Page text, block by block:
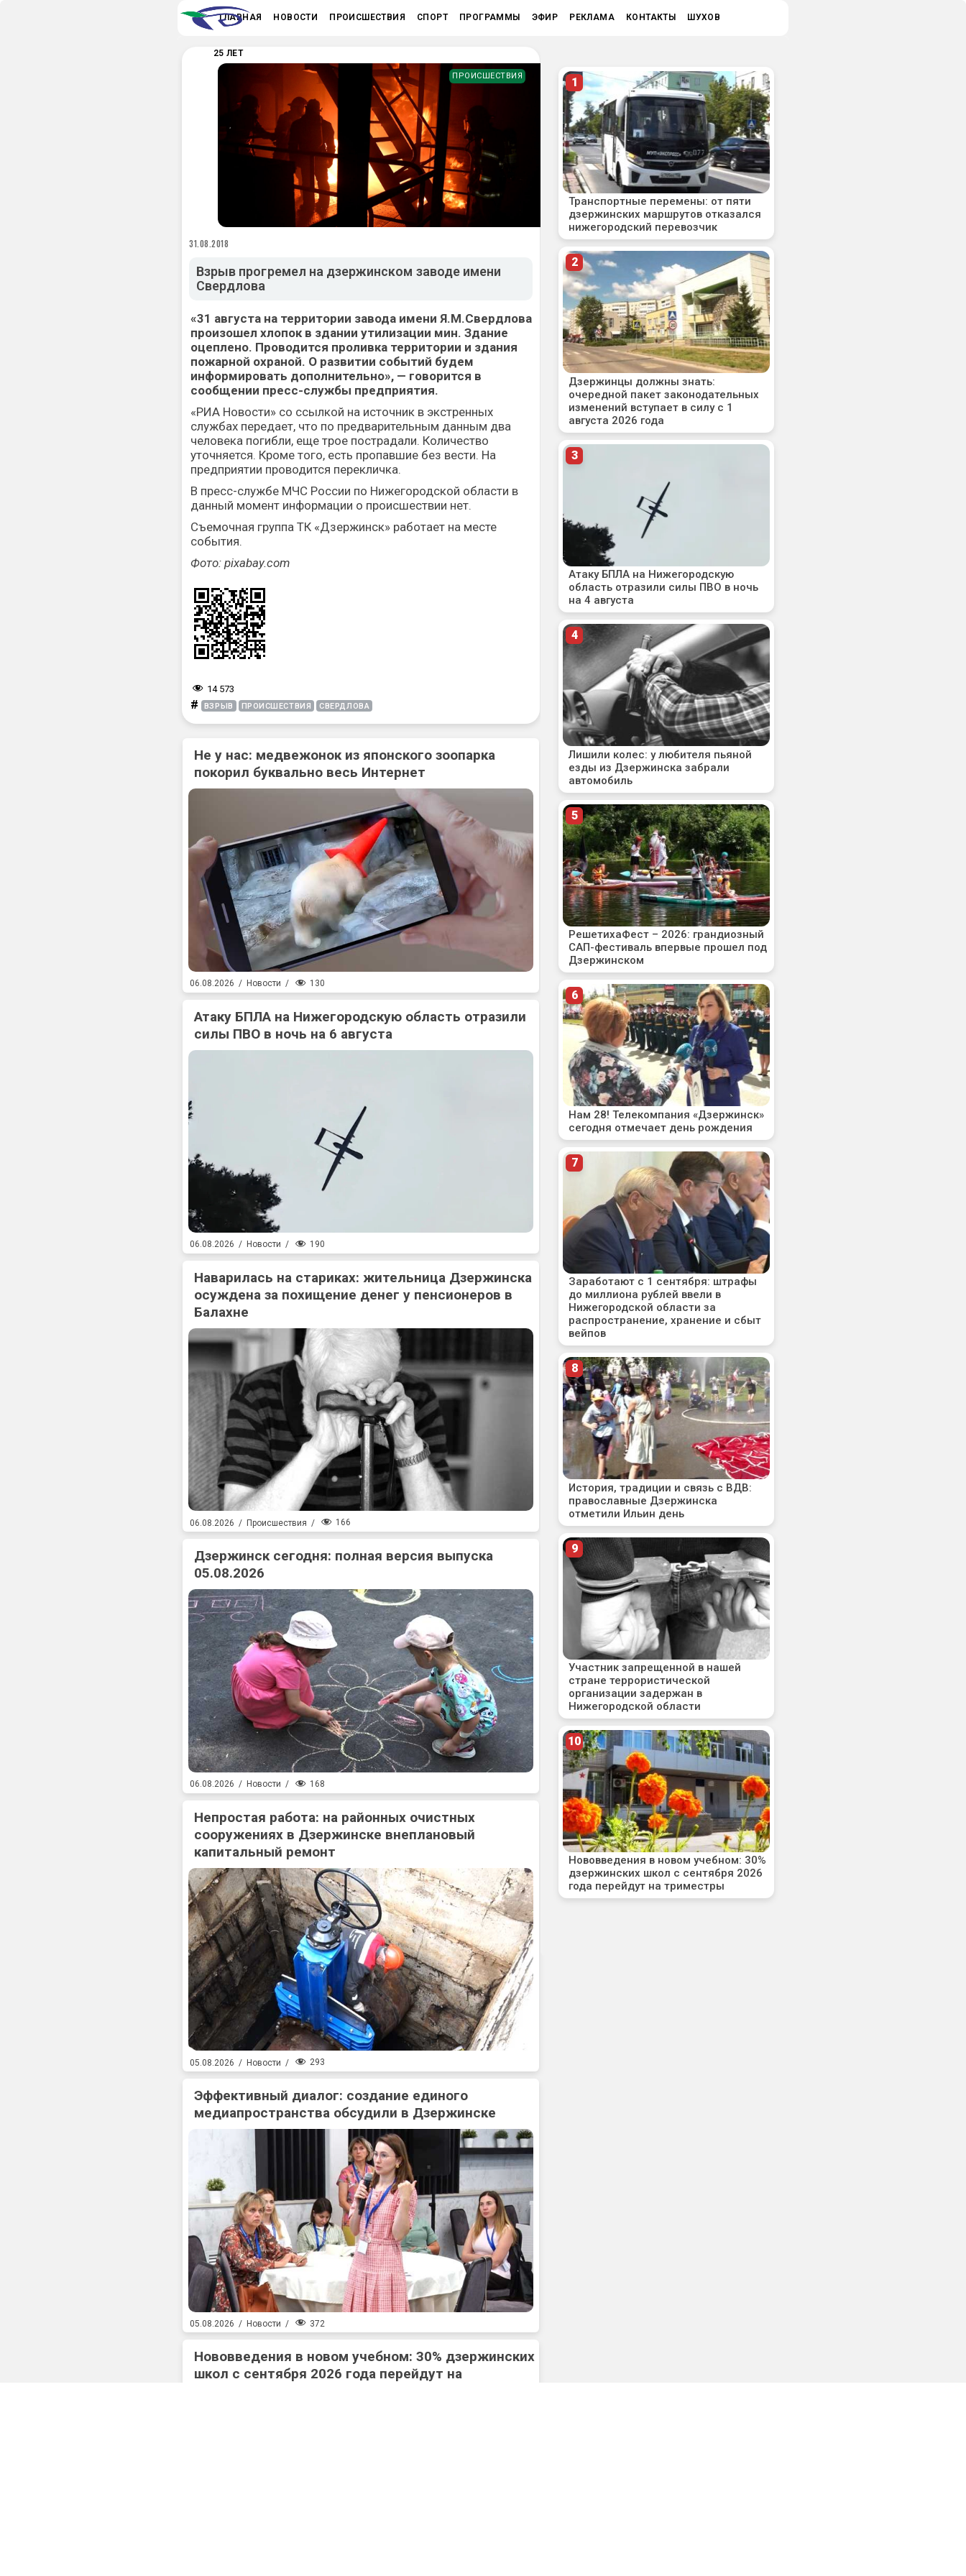
ГЛАВНАЯ НОВОСТИ ПРОИСШЕСТВИЯ СПОРТ ПРОГРАММЫ ЭФИР РЕКЛАМА КОНТАКТЫ ШУХОВ
25 ЛЕТ
ПРОИСШЕСТВИЯ
31.08.2018
Взрыв прогремел на дзержинском заводе имени
Свердлова
«31 августа на территории завода имени Я.М.Свердлова
произошел хлопок в здании утилизации мин. Здание
оцеплено. Проводится проливка территории и здания
пожарной охраной. О развитии событий будем
информировать дополнительно», — говорится в
сообщении пресс-службы предприятия.
«РИА Новости» со ссылкой на источник в экстренных
службах передает, что по предварительным данным два
человека погибли, еще трое пострадали. Количество
уточняется. Кроме того, есть пропавшие без вести. На
предприятии проводится перекличка.
В пресс-службе МЧС России по Нижегородской области в
данный момент информации о происшествии нет.
Съемочная группа ТК «Дзержинск» работает на месте
события.
Фото: pixabay.com
14 573
# ВЗРЫВ ПРОИСШЕСТВИЯ СВЕРДЛОВА
Не у нас: медвежонок из японского зоопарка
покорил буквально весь Интернет
06.08.2026 / Новости / 130
Атаку БПЛА на Нижегородскую область отразили
силы ПВО в ночь на 6 августа
06.08.2026 / Новости / 190
Наварилась на стариках: жительница Дзержинска
осуждена за похищение денег у пенсионеров в
Балахне
06.08.2026 / Происшествия / 166
Дзержинск сегодня: полная версия выпуска
05.08.2026
06.08.2026 / Новости / 168
Непростая работа: на районных очистных
сооружениях в Дзержинске внеплановый
капитальный ремонт
05.08.2026 / Новости / 293
Эффективный диалог: создание единого
медиапространства обсудили в Дзержинске
05.08.2026 / Новости / 372
Нововведения в новом учебном: 30% дзержинских
школ с сентября 2026 года перейдут на